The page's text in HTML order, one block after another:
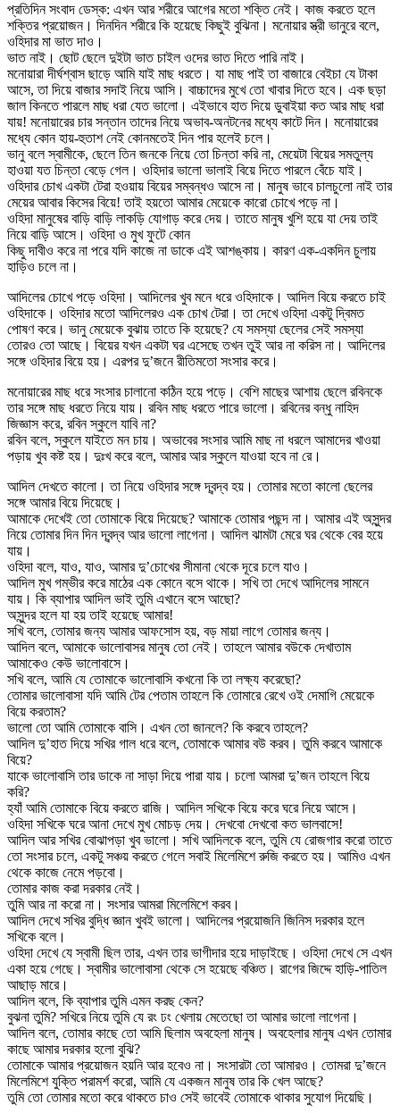
প্রতিদিন সংবাদ ডেস্ক: এখন আর শরীরে আগের মতো শক্তি নেই। কাজ করতে হলে
শক্তির প্রয়োজন। দিনদিন শরীরে কি হয়েছে কিছুই বুঝিনা। মনোয়ার স্ত্রী ভানুরে বলে,
ওহিদার মা ভাত দাও।
ভাত নাই। ছোট ছেলে দুইটা ভাত চাইল ওদের ভাত দিতে পারি নাই।
মনোয়ারা দীর্ঘশ্বাস ছাড়ে আমি যাই মাছ ধরতে। যা মাছ পাই তা বাজারে বেইচা যে টাকা
আসে, তা দিয়ে বাজার সদাই নিয়ে আসি। বাচ্চাদের মুখে তো খাবার দিতে হবে। এক ছড়া
জাল কিনতে পারলে মাছ ধরা যেত ভালো। এইভাবে হাত দিয়ে ডুবাইয়া কত আর মাছ ধরা
যায়! মনোয়ারের চার সন্তান তাদের নিয়ে অভাব-অনটনের মধ্যে কাটে দিন। মনোয়ারের
মধ্যে কোন হায়-হুতাশ নেই কোনমতেই দিন পার হলেই চলে।
ভানু বলে স্বামীকে, ছেলে তিন জনকে নিয়ে তো চিন্তা করি না, মেয়েটা বিয়ের সমতুল্য
হাওয়া যত চিন্তা বেড়ে গেল। ওহিদার ভালো ভালাই বিয়ে দিতে পারলে বেঁচে যাই।
ওহিদার চোখ একটা টেরা হওয়ায় বিয়ের সম্বন্ধও আসে না। মানুষ ভাবে চালচুলো নাই তার
মেয়ের আবার কিসের বিয়ে! তাই হয়তো আমার মেয়েকে কারো চোখে পড়ে না।
ওহিদা মানুষের বাড়ি বাড়ি লাকড়ি যোগাড় করে দেয়। তাতে মানুষ খুশি হয়ে যা দেয় তাই
নিয়ে বাড়ি আসে। ওহিদা ও মুখ ফুটে কোন
কিছু দাবীও করে না পরে যদি কাজে না ডাকে এই আশঙ্কায়। কারণ এক-একদিন চুলায়
হাড়িও চলে না।
আদিলের চোখে পড়ে ওহিদা। আদিলের খুব মনে ধরে ওহিদাকে। আদিল বিয়ে করতে চাই
ওহিদাকে। ওহিদার মতো আদিলেরও এক চোখ টেরা। তা দেখে ওহিদা একটু দ্বিমত
পোষণ করে। ভানু মেয়েকে বুঝায় তাতে কি হয়েছে? যে সমস্যা ছেলের সেই সমস্যা
তোরও তো আছে। বিয়ের যখন একটা ঘর এসেছে তখন তুই আর না করিস না। আদিলের
সঙ্গে ওহিদার বিয়ে হয়। এরপর দু’জনে রীতিমতো সংসার করে।
মনোয়ারের মাছ ধরে সংসার চালানো কঠিন হয়ে পড়ে। বেশি মাছের আশায় ছেলে রবিনকে
তার সঙ্গে মাছ ধরতে নিয়ে যায়। রবিন মাছ ধরতে পারে ভালো। রবিনের বন্ধু নাহিদ
জিজ্ঞাস করে, রবিন স্কুলে যাবি না?
রবিন বলে, স্কুলে যাইতে মন চায়। অভাবের সংসার আমি মাছ না ধরলে আমাদের খাওয়া
পড়ায় খুব কষ্ট হয়। দুঃখ করে বলে, আমার আর স্কুলে যাওয়া হবে না রে।
আদিল দেখতে কালো। তা নিয়ে ওহিদার সঙ্গে দ্বন্দ্ব হয়। তোমার মতো কালো ছেলের
সঙ্গে আমার বিয়ে দিয়েছে।
আমাকে দেখেই তো তোমাকে বিয়ে দিয়েছে? আমাকে তোমার পছন্দ না। আমার এই অসুন্দর
নিয়ে তোমার দিন দিন দ্বন্দ্ব আর ভালো লাগেনা। আদিল ঝামটা মেরে ঘর থেকে বের হয়ে
যায়।
ওহিদা বলে, যাও, যাও, আমার দু’চোখের সীমানা থেকে দূরে চলে যাও।
আদিল মুখ গম্ভীর করে মাঠের এক কোনে বসে থাকে। সখি তা দেখে আদিলের সামনে
যায়। কি ব্যাপার আদিল ভাই তুমি এখানে বসে আছো?
অসুন্দর হলে যা হয় তাই হয়েছে আমার!
সখি বলে, তোমার জন্য আমার আফসোস হয়, বড় মায়া লাগে তোমার জন্য।
আদিল বলে, আমাকে ভালোবাসর মানুষ তো নেই। তাহলে আমার বউকে দেখাতাম
আমাকেও কেউ ভালোবাসে।
সখি বলে, আমি যে তোমাকে ভালোবাসি কখনো কি তা লক্ষ্য করেছো?
তোমার ভালোবাসা যদি আমি টের পেতাম তাহলে কি তোমারে রেখে ওই দেমাগি মেয়েকে
বিয়ে করতাম?
ভালো তো আমি তোমাকে বাসি। এখন তো জানলে? কি করবে তাহলে?
আদিল দু’হাত দিয়ে সখির গাল ধরে বলে, তোমাকে আমার বউ করব। তুমি করবে আমাকে
বিয়ে?
যাকে ভালোবাসি তার ডাকে না সাড়া দিয়ে পারা যায়। চলো আমরা দু’জন তাহলে বিয়ে
করি?
হ্যাঁ আমি তোমাকে বিয়ে করতে রাজি। আদিল সখিকে বিয়ে করে ঘরে নিয়ে আসে।
ওহিদা সখিকে ঘরে আনা দেখে মুখ মোচড় দেয়। দেখবো দেখবো কত ভালবাসে!
আদিল আর সখির বোঝাপড়া খুব ভালো। সখি আদিলকে বলে, তুমি যে রোজগার করো তাতে
তো সংসার চলে, একটু সঞ্চয় করতে গেলে সবাই মিলেমিশে রুজি করতে হয়। আমিও এখন
থেকে কাজে নেমে পড়বো।
তোমার কাজ করা দরকার নেই।
তুমি আর না করো না। সংসার আমরা মিলেমিশে করব।
আদিল দেখে সখির বুদ্ধি জ্ঞান খুবই ভালো। আদিলের প্রয়োজনি জিনিস দরকার হলে
সখিকে বলে।
ওহিদা দেখে যে স্বামী ছিল তার, এখন তার ভাগীদার হয়ে দাড়াইছে। ওহিদা দেখে সে এখন
একা হয়ে গেছে। স্বামীর ভালোবাসা থেকে সে হয়েছে বঞ্চিত। রাগের জিদ্দে হাড়ি-পাতিল
আছাড় মারে।
আদিল বলে, কি ব্যাপার তুমি এমন করছ কেন?
বুঝনা তুমি? সখিরে নিয়ে তুমি যে রং ঢং খেলায় মেতেছো তা আমার ভালো লাগেনা।
আদিল বলে, তোমার কাছে তো আমি ছিলাম অবহেলা মানুষ। অবহেলার মানুষ এখন তোমার
কাছে আমার দরকার হলো বুঝি?
তোমাকে আমার প্রয়োজন হয়নি আর হবেও না। সংসারটা তো আমারও। তোমরা দু’জনে
মিলেমিশে যুক্তি পরামর্শ করো, আমি যে একজন মানুষ তার কি খেল আছে?
তুমি তো তোমার মতো করে থাকতে চাও সেই ভাবেই তোমাকে থাকার সুযোগ দিয়েছি।